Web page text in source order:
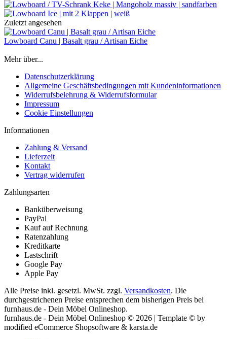
Zuletzt angesehen
Lowboard Canu | Basalt grau / Artisan Eiche
Mehr über...
Datenschutzerklärung
Allgemeine Geschäftsbedingungen mit Kundeninformationen
Widerrufsbelehrung & Widerrufsformular
Impressum
Cookie Einstellungen
Informationen
Zahlung & Versand
Lieferzeit
Kontakt
Vertrag widerrufen
Zahlungsarten
Banküberweisung
PayPal
Kauf auf Rechnung
Ratenzahlung
Kreditkarte
Lastschrift
Google Pay
Apple Pay
Alle Preise inkl. gesetzl. MwSt. zzgl. Versandkosten. Die
durchgestrichenen Preise entsprechen dem bisherigen Preis bei
furnhaus.de - Dein Möbel Onlineshop.
furnhaus.de - Dein Möbel Onlineshop © 2026 | Template © by
modified eCommerce Shopsoftware & karsta.de